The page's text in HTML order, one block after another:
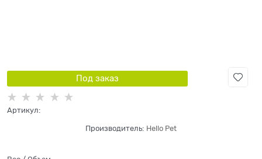
Под заказ
Артикул:
Производитель: Hello Pet